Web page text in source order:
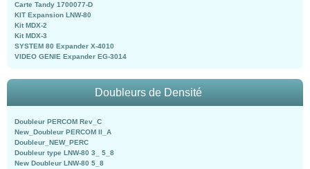
Carte Tandy 1700077-D
KIT Expansion LNW-80
Kit MDX-2
Kit MDX-3
SYSTEM 80 Expander X-4010
VIDEO GENIE Expander EG-3014
Doubleurs de Densité
Doubleur PERCOM Rev_C
New_Doubleur PERCOM II_A
Doubleur_NEW_PERC
Doubleur type LNW-80 3_ 5_8
New Doubleur LNW-80 5_8